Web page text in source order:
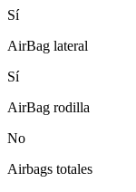
Sí
AirBag lateral
Sí
AirBag rodilla
No
Airbags totales